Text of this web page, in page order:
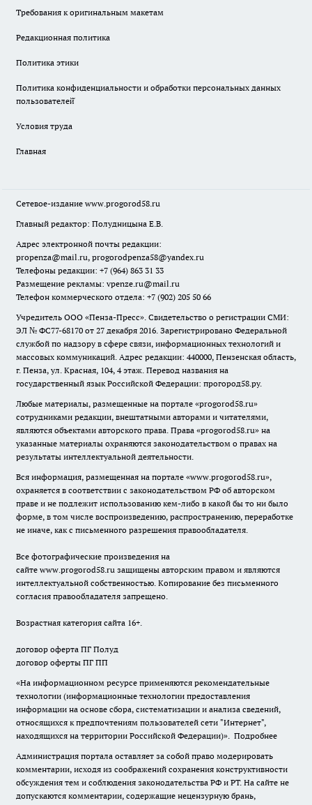
Требования к оригинальным макетам
Редакционная политика
Политика этики
Политика конфиденциальности и обработки персональных данных
пользователей̆
Условия труда
Главная
Сетевое-издание www.progorod58.ru
Главный редактор: Полудницына Е.В.
Адрес электронной почты редакции:
propenza@mail.ru, progorodpenza58@yandex.ru
Телефоны редакции: +7 (964) 863 31 33
Размещение рекламы: vpenze.ru@mail.ru
Телефон коммерческого отдела: +7 (902) 205 50 66
Учредитель ООО «Пенза-Пресс». Свидетельство о регистрации СМИ:
ЭЛ № ФС77-68170 от 27 декабря 2016. Зарегистрировано Федеральной
службой по надзору в сфере связи, информационных технологий и
массовых коммуникаций. Адрес редакции: 440000, Пензенская область,
г. Пенза, ул. Красная, 104, 4 этаж. Перевод названия на
государственный язык Российской Федерации: прогород58.ру.
Любые материалы, размещенные на портале «progorod58.ru»
сотрудниками редакции, внештатными авторами и читателями,
являются объектами авторского права. Права «progorod58.ru» на
указанные материалы охраняются законодательством о правах на
результаты интеллектуальной деятельности.
Вся информация, размещенная на портале «www.progorod58.ru»,
охраняется в соответствии с законодательством РФ об авторском
праве и не подлежит использованию кем-либо в какой бы то ни было
форме, в том числе воспроизведению, распространению, переработке
не иначе, как с письменного разрешения правообладателя.
Все фотографические произведения на
сайте www.progorod58.ru защищены авторским правом и являются
интеллектуальной собственностью. Копирование без письменного
согласия правообладателя запрещено.
Возрастная категория сайта 16+.
договор оферта ПГ Полуд
договор оферты ПГ ПП
«На информационном ресурсе применяются рекомендательные
технологии (информационные технологии предоставления
информации на основе сбора, систематизации и анализа сведений,
относящихся к предпочтениям пользователей сети "Интернет",
находящихся на территории Российской Федерации)». Подробнее
Администрация портала оставляет за собой право модерировать
комментарии, исходя из соображений сохранения конструктивности
обсуждения тем и соблюдения законодательства РФ и РТ. На сайте не
допускаются комментарии, содержащие нецензурную брань,